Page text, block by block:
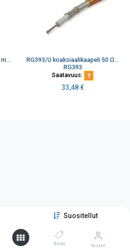
Suositellut
Brands Account
RG303 Fca 0.9/3.5 mm Ø4,3 mm 50 ohm Teflon FEP -55-+200°C V100
RG393/U koaksiaalikaapeli 50 Ω PTFE FEP Ø9.9 mm kaksoissuojaus
RG393
Saatavuus:
33,48€